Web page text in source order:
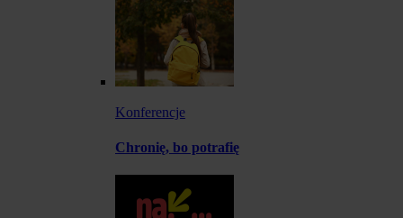
Konferencje
Chronię, bo potrafię